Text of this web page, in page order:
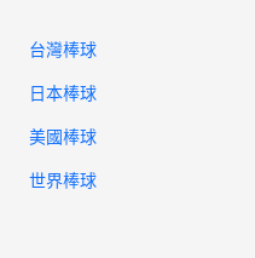
台灣棒球
日本棒球
美國棒球
世界棒球